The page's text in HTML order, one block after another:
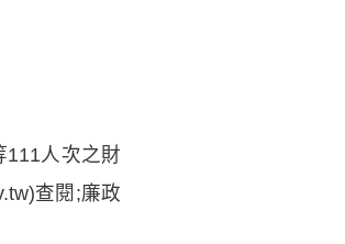
111人次之財
查閱;廉政